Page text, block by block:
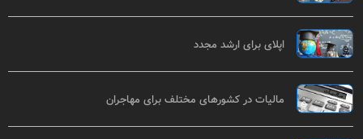
اپلای برای ارشد مجدد
مالیات در کشورهای مختلف برای مهاجران